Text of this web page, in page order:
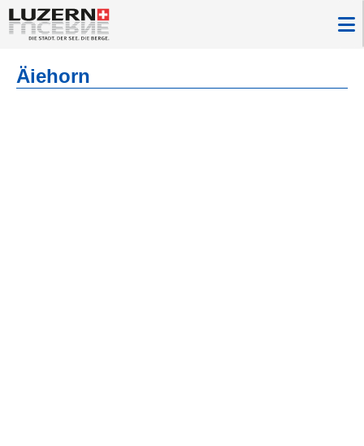
Äiehorn